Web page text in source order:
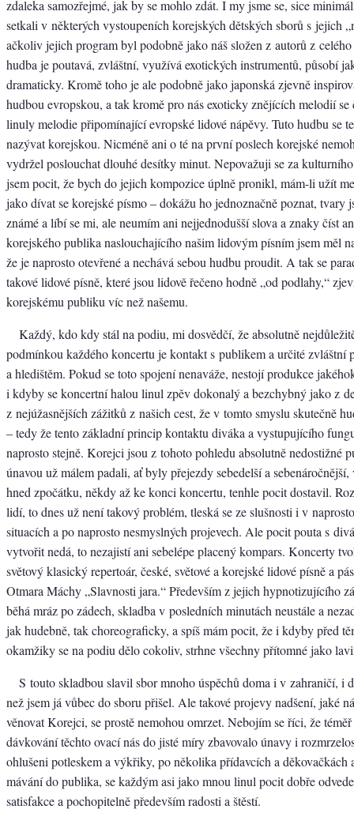
zdaleka samozřejmé, jak by se mohlo zdát. I my jsme se, sice
setkali v některých vystoupeních korejských dětských sborů s jejich
ačkoliv jejich program byl podobně jako náš složen z autorů z
hudba je poutavá, zvláštní, využívá exotických instrumentů, působí
dramaticky. Kromě toho je ale podobně jako japonská zjevně
hudbou evropskou, a tak kromě pro nás exoticky znějících melodií se
linuly melodie připomínající evropské lidové nápěvy. Tuto hudbu se
nazývat korejskou. Nicméně ani o té na první poslech korejské
vydržel poslouchat dlouhé desítky minut. Nepovažuji se za
jsem pocit, že bych do jejich kompozice úplně pronikl, mám-li užít
jako dívat se korejské písmo – dokážu ho jednoznačně poznat, tvary
známé a líbí se mi, ale neumím ani nejjednodušší slova a znaky číst
korejského publika naslouchajícího našim lidovým písním jsem měl
že je naprosto otevřené a nechává sebou hudbu proudit. A tak se
takové lidové písně, které jsou lidově řečeno hodně „od podlahy,“
korejskému publiku víc než našemu.
Každý, kdo kdy stál na podiu, mi dosvědčí, že absolutně
podmínkou každého koncertu je kontakt s publikem a určité zvláštní
a hledištěm. Pokud se toto spojení nenaváže, nestojí produkce
i kdyby se koncertní halou linul zpěv dokonalý a bezchybný jako z
z nejúžasnějších zážitků z našich cest, že v tomto smyslu skutečně
– tedy že tento základní princip kontaktu diváka a vystupujícího
naprosto stejně. Korejci jsou z tohoto pohledu absolutně nedostižné
únavou už málem padali, ať byly přejezdy sebedelší a
hned zpočátku, někdy až ke konci koncertu, tenhle pocit dostavil.
lidí, to dnes už není takový problém, tleská se ze slušnosti i v
situacích a po naprosto nesmyslných projevech. Ale pocit pouta s
vytvořit nedá, to nezajistí ani sebelépe placený kompars. Koncerty
světový klasický repertoár, české, světové a korejské lidové písně a
Otmara Máchy „Slavnosti jara.“ Především z jejich hypnotizujícího
běhá mráz po zádech, skladba v posledních minutách neustále a
jak hudebně, tak choreograficky, a spíš mám pocit, že i kdyby před
okamžiky se na podiu dělo cokoliv, strhne všechny přítomné jako
S touto skladbou slavil sbor mnoho úspěchů doma i v zahraničí, i
než jsem já vůbec do sboru přišel. Ale takové projevy nadšení, jaké
věnovat Korejci, se prostě nemohou omrzet. Nebojím se říci, že
dávkování těchto ovací nás do jisté míry zbavovalo únavy i
ohlušeni potleskem a výkřiky, po několika přídavcích a děkovačkách
mávání do publika, se každým asi jako mnou linul pocit dobře
satisfakce a pochopitelně především radosti a štěstí.